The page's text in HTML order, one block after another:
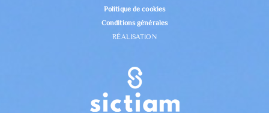
Politique de cookies
Conditions générales
RÉALISATION